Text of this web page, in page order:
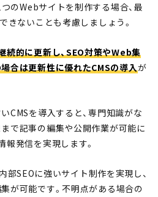
のWebサイトを制作する場合、最
きないことも考慮しましょう。
続的に更新し、SEO対策やWeb集
合は更新性に優れたCMSの導入が
CMSを導入すると、専門知識がな
で記事の編集や公開作業が可能に
報発信を実現します。
内部SEOに強いサイト制作を実現し、
が可能です。不明点がある場合の